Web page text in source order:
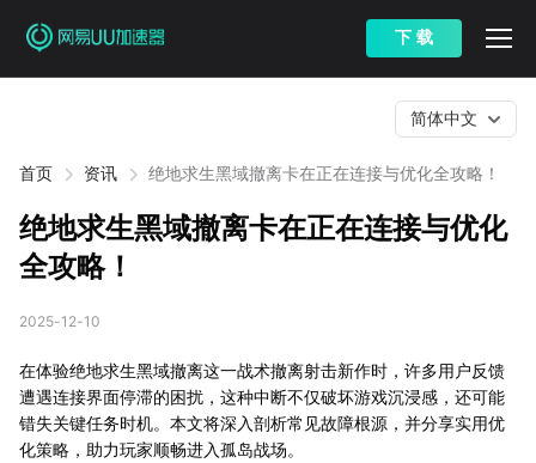
下 载
首页 资讯 绝地求生黑域撤离卡在正在连接与优化全攻略！
简体中文
绝地求生黑域撤离卡在正在连接与优化
全攻略！
2025-12-10
在体验绝地求生黑域撤离这一战术撤离射击新作时，许多用户反馈
遭遇连接界面停滞的困扰，这种中断不仅破坏游戏沉浸感，还可能
错失关键任务时机。本文将深入剖析常见故障根源，并分享实用优
化策略，助力玩家顺畅进入孤岛战场。